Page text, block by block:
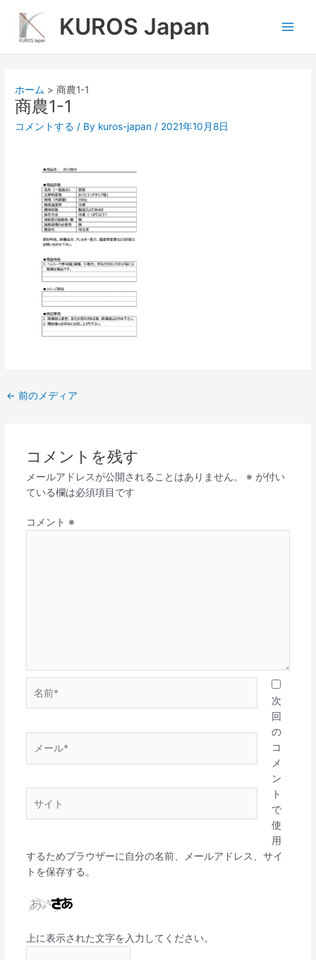
ス
KUROS Japan
ホーム 商農1-1
商農1-1
コメントする / By kuros-japan / 2021年10月8日
← 前のメディア
コメントを残す
メールアドレスが公開されることはありません。 ※ が付い
ている欄は必須項目です
コメント ※
ー
*
次
回
の
コ
メ
ン
ト
で
使
用
するためブラウザーに自分の名前、メールアドレス、サイ
トを保存する。
上に表示された文字を入力してください。